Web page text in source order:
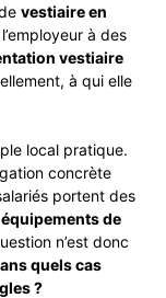
vestiaire en
à des
vestiaire
à qui elle
local pratique.
concrète
portent des
équipements de
n’est donc
quels cas
?